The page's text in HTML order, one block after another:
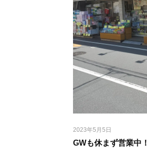
2023年5月5日
GWも休まず営業中！⁡